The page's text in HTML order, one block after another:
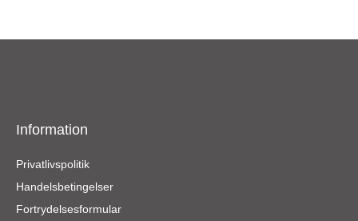
Information
Privatlivspolitik
Handelsbetingelser
Fortrydelsesformular